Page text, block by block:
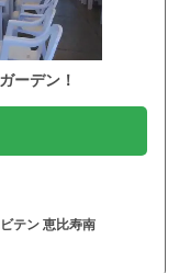
ーデン！
テン 恵比寿南